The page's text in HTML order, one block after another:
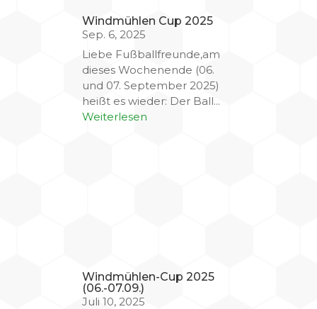
Windmühlen Cup 2025
Sep. 6, 2025
Liebe Fußballfreunde,am
dieses Wochenende (06.
und 07. September 2025)
heißt es wieder: Der Ball...
Weiterlesen
Windmühlen-Cup 2025
(06.-07.09.)
Juli 10, 2025